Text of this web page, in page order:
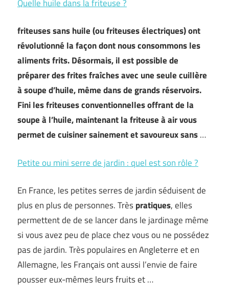
Quelle huile dans la friteuse ?
friteuses sans huile (ou friteuses électriques) ont
révolutionné la façon dont nous consommons les
aliments frits. Désormais, il est possible de
préparer des frites fraîches avec une seule cuillère
à soupe d’huile, même dans de grands réservoirs.
Fini les friteuses conventionnelles offrant de la
soupe à l’huile, maintenant la friteuse à air vous
permet de cuisiner sainement et savoureux sans…
Petite ou mini serre de jardin : quel est son rôle ?
En France, les petites serres de jardin séduisent de
plus en plus de personnes. Trèspratiques, elles
permettent de de se lancer dans le jardinage même
si vous avez peu de place chez vous ou ne possédez
pas de jardin. Très populaires en Angleterre et en
Allemagne, les Français ont aussi l’envie de faire
pousser eux-mêmes leurs fruits et …